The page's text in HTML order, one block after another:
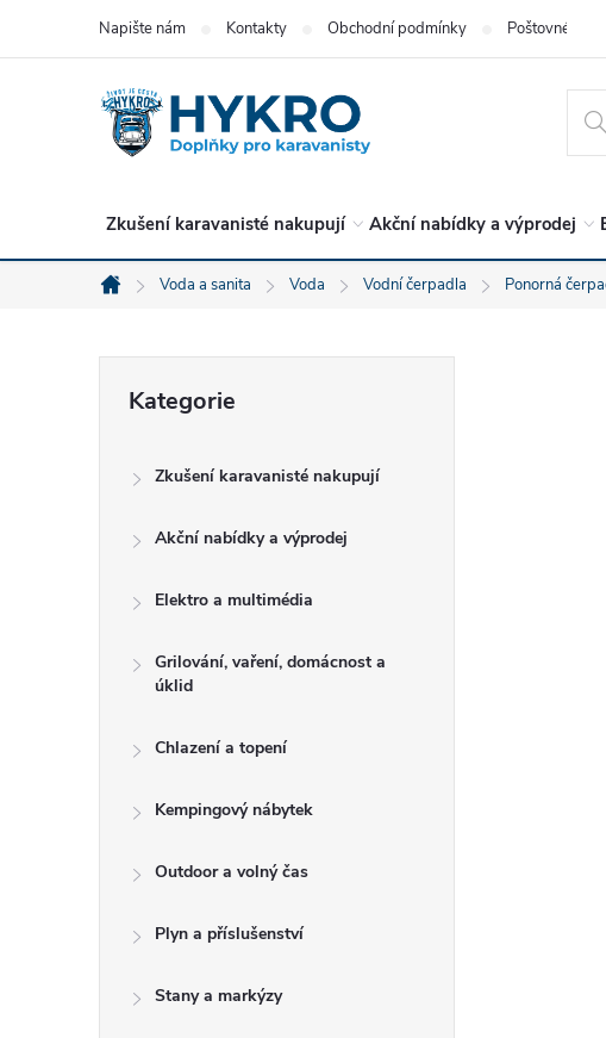
Napište nám Kontakty Obchodní podmínky Poštovné
Zkušení karavanisté nakupují Akční nabídky a výprodej
Domů
Voda a sanita Voda Vodní čerpadla Ponorná
kategorie
Kategorie
Zkušení karavanisté nakupují
Akční nabídky a výprodej
Elektro a multimédia
Grilování, vaření, domácnost a
úklid
Chlazení a topení
Kempingový nábytek
Outdoor a volný čas
Plyn a příslušenství
Stany a markýzy